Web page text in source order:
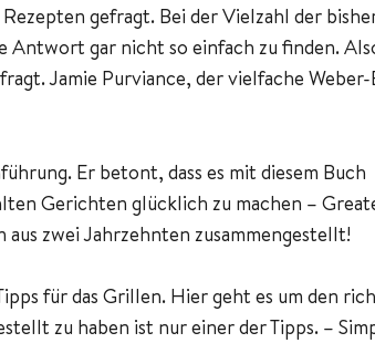
gefragt. Bei der Vielzahl der
Antwort gar nicht so einfach zu finden.
Jamie Purviance, der vielfache
Er betont, dass es mit diesem Buch
Gerichten glücklich zu machen –
zwei Jahrzehnten zusammengestellt!
für das Grillen. Hier geht es um den
zu haben ist nur einer der Tipps. –